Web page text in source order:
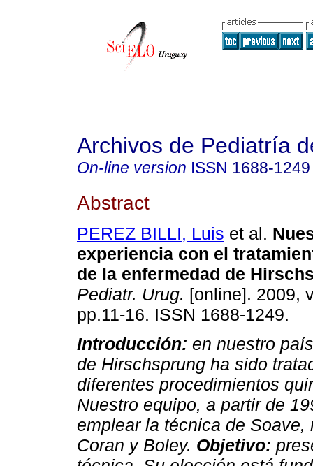
Archivos de Pediatría
On-line version ISSN 1688-1249
Abstract
PEREZ BILLI, Luis et al.
experiencia con el
de la enfermedad de
Pediatr. Urug. [online]. 2009,
pp.11-16. ISSN 1688-1249.
Introducción: en nuestro
de Hirschsprung ha sido
diferentes procedimientos
Nuestro equipo, a partir de
emplear la técnica de Soave,
Coran y Boley. Objetivo: